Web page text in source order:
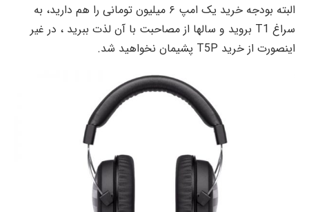
البته بودجه خرید یک امپ ۶ میلیون تومانی را هم دارید، به
سراغ T1 بروید و سالها از مصاحبت با آن لذت ببرید ، در غیر
اینصورت از خرید T5P پشیمان نخواهید شد.